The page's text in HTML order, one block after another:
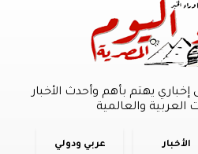
إخباري يهتم بأهم وأحدث الأخبار
والعالمية
الأخبار عربي ودولي